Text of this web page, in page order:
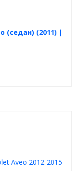
(седан) (2011) |